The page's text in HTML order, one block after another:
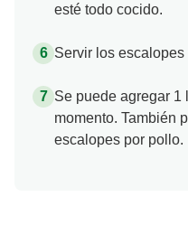
esté todo cocido.
Servir los
Se puede agregar 1
momento. También
escalopes por pollo.